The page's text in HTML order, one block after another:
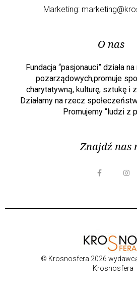
Marketing:
O nas
Fundacja “pasjonauci” działa
pozarządowych,promuje
charytatywną, kulturę, sztukę i
Działamy na rzecz
Promujemy “ludzi z
Znajdź nas
© Krosnosfera 2026
Krosnosfera